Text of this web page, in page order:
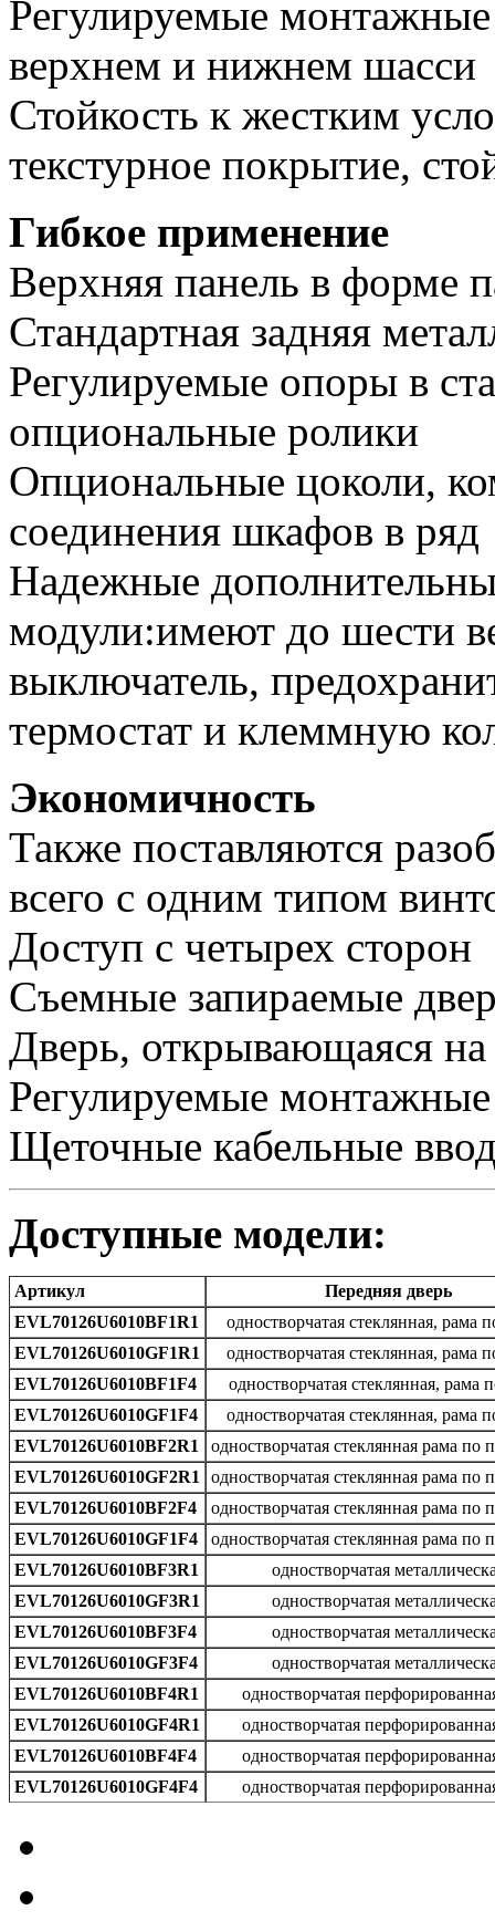
Регулируемые
верхнем и нижнем шасси
Стойкость к жестким
текстурное покрытие,
Гибкое применение
Верхняя панель в форме
Стандартная задняя
Регулируемые опоры в
опциональные ролики
Опциональные цоколи,
соединения шкафов в ряд
Надежные
модули:имеют до шести
выключатель,
термостат и клеммную
Экономичность
Также поставляются
всего с одним типом
Доступ с четырех сторон
Cъемные запираемые
Дверь, открывающаяся на
Регулируемые
Щеточные кабельные
Доступные модели:
Артикул
Передняя дверь
EVL70126U6010BF1R1
одностворчатая стеклянная, рама
EVL70126U6010GF1R1
одностворчатая стеклянная, рама
EVL70126U6010BF1F4
одностворчатая стеклянная, рама
EVL70126U6010GF1F4
одностворчатая стеклянная, рама
EVL70126U6010BF2R1
одностворчатая стеклянная рама по
EVL70126U6010GF2R1
одностворчатая стеклянная рама по
EVL70126U6010BF2F4
одностворчатая стеклянная рама по
EVL70126U6010GF1F4
одностворчатая стеклянная рама по
EVL70126U6010BF3R1
одностворчатая
EVL70126U6010GF3R1
одностворчатая
EVL70126U6010BF3F4
одностворчатая
EVL70126U6010GF3F4
одностворчатая
EVL70126U6010BF4R1
одностворчатая
EVL70126U6010GF4R1
одностворчатая
EVL70126U6010BF4F4
одностворчатая
EVL70126U6010GF4F4
одностворчатая